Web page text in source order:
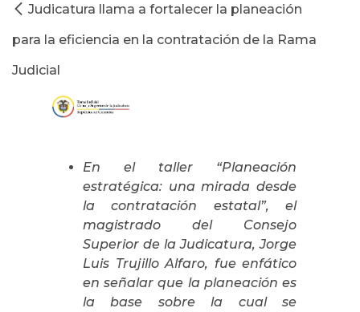
Judicatura llama a fortalecer la planeación
para la eficiencia en la contratación de la Rama
Judicial
En el taller “Planeación
estratégica: una mirada desde
la contratación estatal”, el
magistrado del Consejo
Superior de la Judicatura, Jorge
Luis Trujillo Alfaro, fue enfático
en señalar que la planeación es
la base sobre la cual se